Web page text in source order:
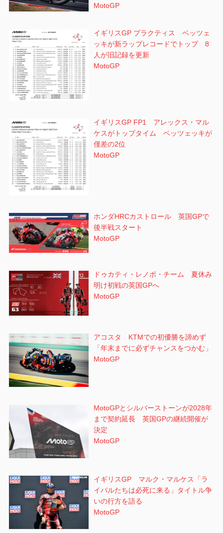
MotoGP
イギリスGP プラクティス ベッツェ
ッキが新ラップレコードでトップ 8
人が旧記録を更新
MotoGP
イギリスGP FP1 アレックス・マル
ケスがトップタイム ベッツェッキが
僅差の2位
MotoGP
ホンダHRCカストロール 英国GPで
後半戦スタート
MotoGP
ドゥカティ・レノボ・チーム 夏休み
明け初戦の英国GPへ
MotoGP
アコスタ KTMでの初優勝を諦めず
「年末までに必ずチャンスをつかむ」
MotoGP
MotoGPとシルバーストーンが2028年
まで契約延長 英国GPの継続開催が
決定
MotoGP
イギリスGP マルク・マルケス「ラ
イバルたちは必死に来る」タイトル争
いの行方を語る
MotoGP